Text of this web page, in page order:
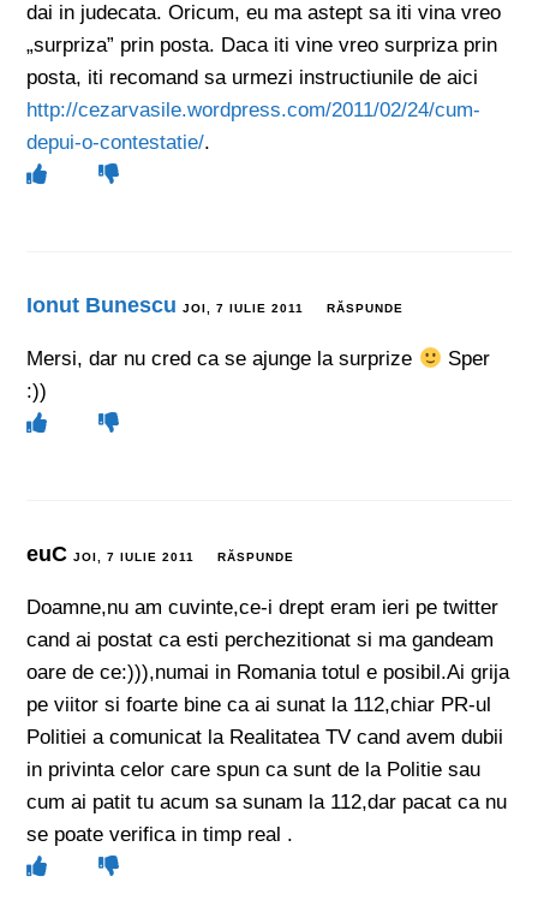
dai in judecata. Oricum, eu ma astept sa iti vina vreo
„surpriza” prin posta. Daca iti vine vreo surpriza prin
posta, iti recomand sa urmezi instructiunile de aici
http://cezarvasile.wordpress.com/2011/02/24/cum-
depui-o-contestatie/.
Ionut Bunescu JOI, 7 IULIE 2011 RĂSPUNDE
Mersi, dar nu cred ca se ajunge la surprize
Sper
:))
euCJOI, 7 IULIE 2011 RĂSPUNDE
Doamne,nu am cuvinte,ce-i drept eram ieri pe twitter
cand ai postat ca esti perchezitionat si ma gandeam
oare de ce:))),numai in Romania totul e posibil.Ai grija
pe viitor si foarte bine ca ai sunat la 112,chiar PR-ul
Politiei a comunicat la Realitatea TV cand avem dubii
in privinta celor care spun ca sunt de la Politie sau
cum ai patit tu acum sa sunam la 112,dar pacat ca nu
se poate verifica in timp real .